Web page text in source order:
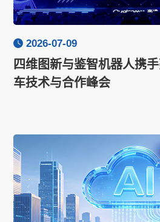
2026-07-09
四维图新与鉴智机器人携
车技术与合作峰会